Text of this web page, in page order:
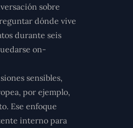
sobre
dónde vive
durante seis
on-
sensibles,
por ejemplo,
Ese enfoque
interno para